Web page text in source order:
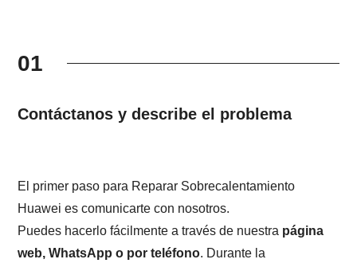
01
Contáctanos y describe el problema
El primer paso para Reparar Sobrecalentamiento
Huawei es comunicarte con nosotros.
Puedes hacerlo fácilmente a través de nuestra página
web, WhatsApp o por teléfono. Durante la